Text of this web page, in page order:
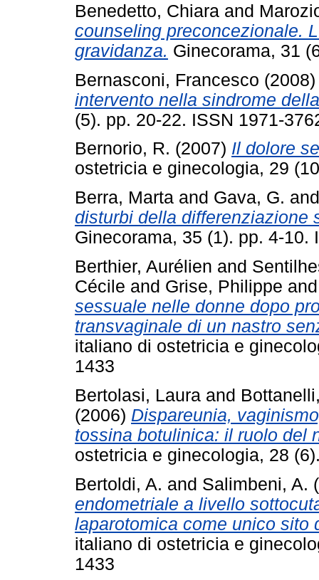
Benedetto, Chiara and
counseling preconcezionale.
gravidanza. Ginecorama, 31
Bernasconi, Francesco
intervento nella sindrome
(5). pp. 20-22. ISSN 1971-
Bernorio, R. (2007) Il dolore
ostetricia e ginecologia, 29
Berra, Marta and Gava, G.
disturbi della differenziazione
Ginecorama, 35 (1). pp. 4-10.
Berthier, Aurélien and
Cécile and Grise, Philippe
sessuale nelle donne dopo
transvaginale di un nastro
italiano di ostetricia e
1433
Bertolasi, Laura and
(2006) Dispareunia,
tossina botulinica: il ruolo del
ostetricia e ginecologia, 28
Bertoldi, A. and Salimbeni, A.
endometriale a livello
laparotomica come unico sito
italiano di ostetricia e
1433